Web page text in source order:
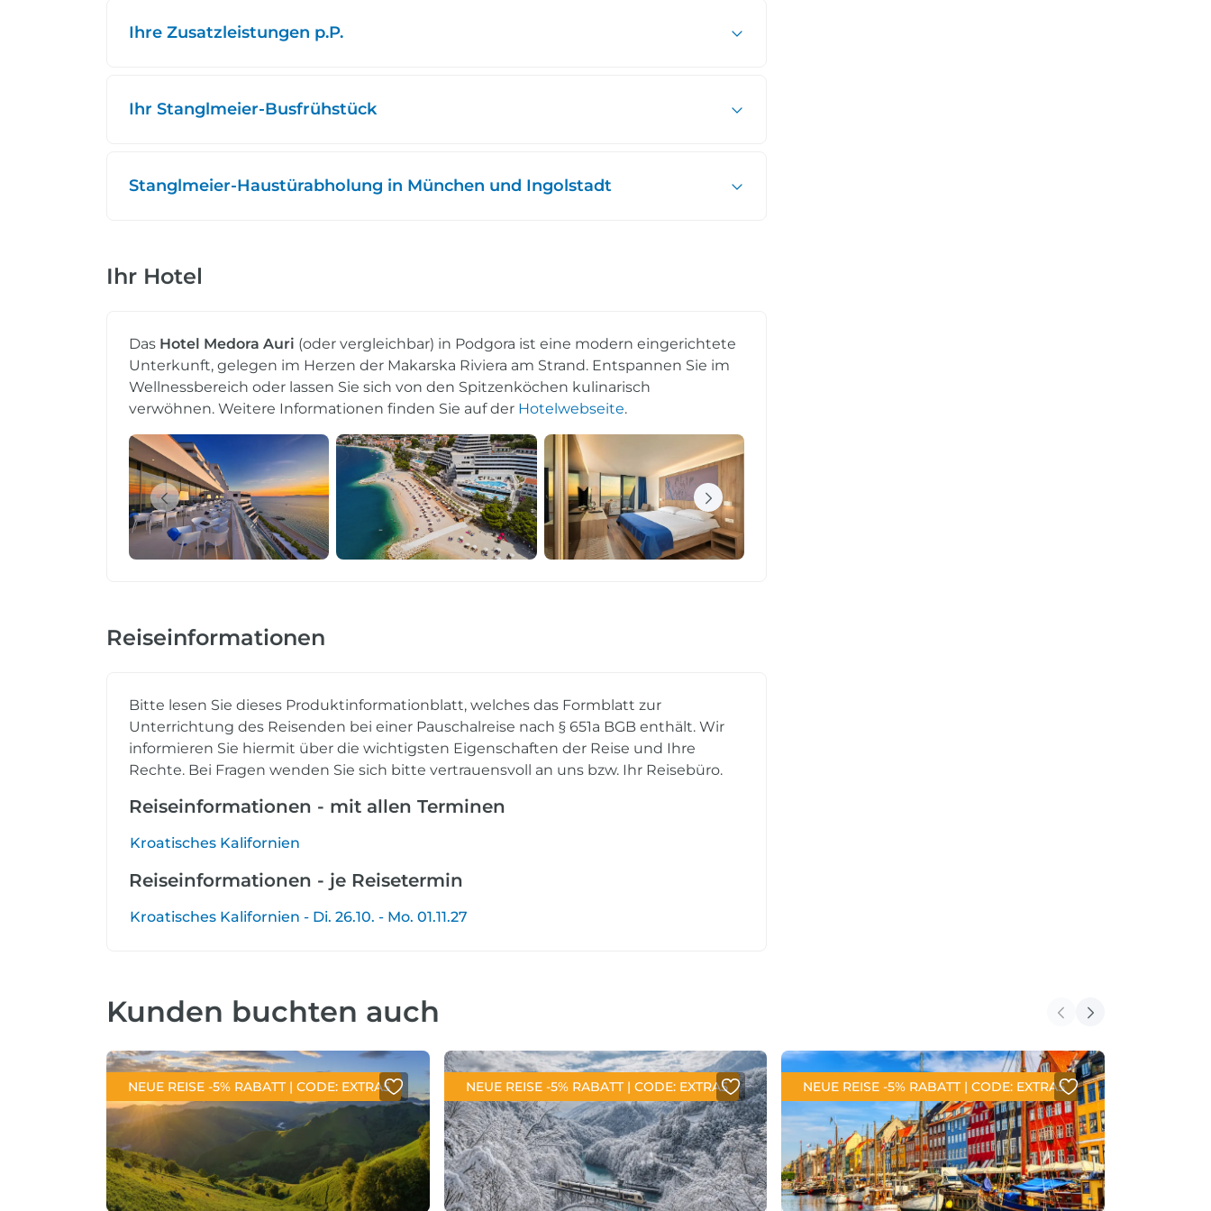
Ihre Zusatzleistungen p.P.
Ihr Stanglmeier-Busfrühstück
Stanglmeier-Haustürabholung in München und Ingolstadt
Ihr Hotel
Das Hotel Medora Auri (oder vergleichbar) in Podgora ist eine modern eingerichtete
Unterkunft, gelegen im Herzen der Makarska Riviera am Strand. Entspannen Sie im
Wellnessbereich oder lassen Sie sich von den Spitzenköchen kulinarisch
verwöhnen. Weitere Informationen finden Sie auf der Hotelwebseite.
Reiseinformationen
Bitte lesen Sie dieses Produktinformationblatt, welches das Formblatt zur
Unterrichtung des Reisenden bei einer Pauschalreise nach § 651a BGB enthält. Wir
informieren Sie hiermit über die wichtigsten Eigenschaften der Reise und Ihre
Rechte. Bei Fragen wenden Sie sich bitte vertrauensvoll an uns bzw. Ihr Reisebüro.
Reiseinformationen - mit allen Terminen
Kroatisches Kalifornien
Reiseinformationen - je Reisetermin
Kroatisches Kalifornien - Di. 26.10. - Mo. 01.11.27
Kunden buchten auch
NEUE REISE -5% RABATT | CODE: EXTRA5 NEUE REISE -5% RABATT | CODE: EXTRA5 NEUE REISE -5% RABATT | CODE: EXTRA5